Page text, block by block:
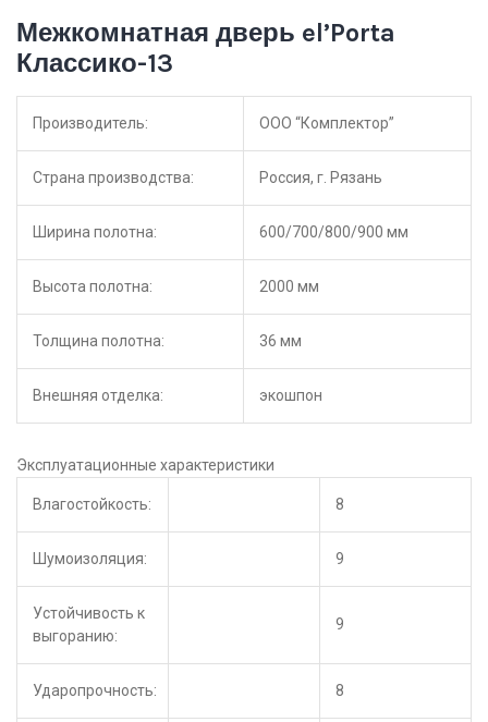
Межкомнатная дверь el’Porta
Классико-13
Производитель: ООО “Комплектор”
Страна производства: Россия, г. Рязань
Ширина полотна: 600/700/800/900 мм
Высота полотна: 2000 мм
Толщина полотна: 36 мм
Внешняя отделка: экошпон
Эксплуатационные характеристики
Влагостойкость: 8
Шумоизоляция: 9
Устойчивость к
выгоранию:
9
Ударопрочность: 8